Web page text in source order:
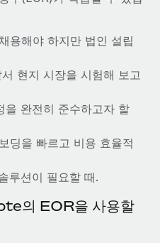
및 Xero와의 통합과
Plus
이 전 세계 어디서든 업무에 가
고 급여를 지급하도록 돕는 것
로운...
네 개의 시장에서 글로벌
용해야 하지만 법인 설립
현지 시장을 시험해 보고
을 완전히 준수하고자 할
딩을 빠르고 비용 효율적
루션이 필요할 때.
의 EOR을 사용할